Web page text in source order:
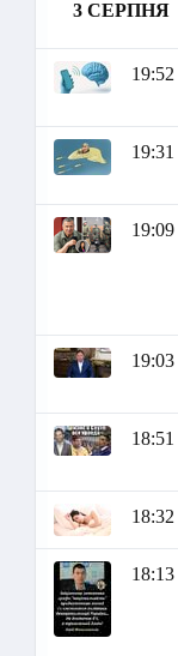
3 СЕРПНЯ
19:52
19:31
19:09
19:03
18:51
18:32
18:13